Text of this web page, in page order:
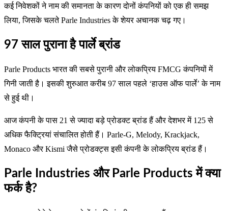
कई निवेशकों ने नाम की समानता के कारण दोनों कंपनियों को एक ही समझ
लिया, जिसके चलते Parle Industries के शेयर अचानक चढ़ गए।
97 साल पुराना है पार्ले ब्रांड
Parle Products भारत की सबसे पुरानी और लोकप्रिय FMCG कंपनियों में
गिनी जाती है। इसकी शुरुआत करीब 97 साल पहले ‘हाउस ऑफ पार्ले’ के नाम
से हुई थी।
आज कंपनी के पास 21 से ज्यादा बड़े प्रोडक्ट ब्रांड हैं और देशभर में 125 से
अधिक फैक्ट्रियां संचालित होती हैं। Parle-G, Melody, Krackjack,
Monaco और Kismi जैसे प्रोडक्ट्स इसी कंपनी के लोकप्रिय ब्रांड हैं।
Parle Industries और Parle Products में क्या
फर्क है?